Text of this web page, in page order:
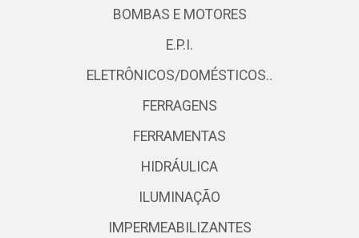
BOMBAS E MOTORES
E.P.I.
ELETRÔNICOS/DOMÉSTICOS..
FERRAGENS
FERRAMENTAS
HIDRÁULICA
ILUMINAÇÃO
IMPERMEABILIZANTES